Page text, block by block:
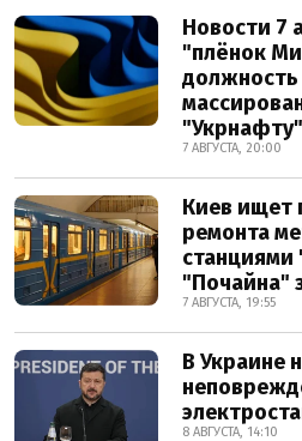
Новости 7
"плёнок
должность
"Укрнафту"
7 АВГУСТА, 20:00
Киев ищет
ремонта
станциями
"Почайна"
7 АВГУСТА, 19:55
В Украине
8 АВГУСТА, 14:10